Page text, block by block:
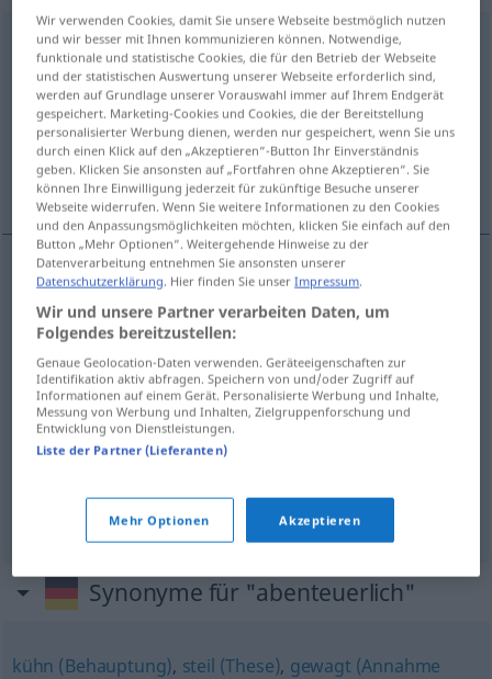
abenteuerlich
Übersicht aller Übersetzungen
(Für mehr Details die Übersetzung anklicken/antippen)
awanturniczy, fantazyjny, ekscentryczny,
pełny przygód
pełny(pełen, -łna, -łne) przygód
abenteuerlich
Leben, Reise
awanturniczy abenteuerlichUnternehmen,
Politik PEJ
Synonyme für "abenteuerlich"
kühn (Behauptung), steil (These), gewagt (Annahme
Wir verwenden Cookies, damit Sie unsere Webseite bestmöglich nutzen
und wir besser mit Ihnen kommunizieren können. Notwendige,
funktionale und statistische Cookies, die für den Betrieb der Webseite
und der statistischen Auswertung unserer Webseite erforderlich sind,
werden auf Grundlage unserer Vorauswahl immer auf Ihrem Endgerät
gespeichert. Marketing-Cookies und Cookies, die der Bereitstellung
personalisierter Werbung dienen, werden nur gespeichert, wenn Sie uns
durch einen Klick auf den „Akzeptieren“-Button Ihr Einverständnis
geben. Klicken Sie ansonsten auf „Fortfahren ohne Akzeptieren“. Sie
können Ihre Einwilligung jederzeit für zukünftige Besuche unserer
Webseite widerrufen. Wenn Sie weitere Informationen zu den Cookies
und den Anpassungsmöglichkeiten möchten, klicken Sie einfach auf den
Button „Mehr Optionen“. Weitergehende Hinweise zu der
Datenverarbeitung entnehmen Sie ansonsten unserer
Datenschutzerklärung. Hier finden Sie unserImpressum.
Wir und unsere Partner verarbeiten Daten, um
Folgendes bereitzustellen:
Genaue Geolocation-Daten verwenden. Geräteeigenschaften zur
Identifikation aktiv abfragen. Speichern von und/oder Zugriff auf
Informationen auf einem Gerät. Personalisierte Werbung und Inhalte,
Messung von Werbung und Inhalten, Zielgruppenforschung und
Entwicklung von Dienstleistungen.
Liste der Partner (Lieferanten)
Mehr Optionen Akzeptieren